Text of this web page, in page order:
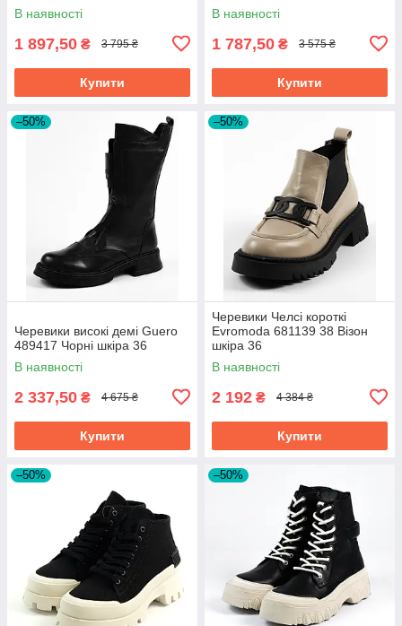
В наявності
1 897,50 ₴ 3 795 ₴
Купити
В наявності
1 787,50 ₴ 3 575 ₴
Купити
–50%
Черевики високі демі Guero
489417 Чорні шкіра 36
В наявності
2 337,50 ₴ 4 675 ₴
Купити
–50%
Черевики Челсі короткі
Evromoda 681139 38 Візон
шкіра 36
В наявності
2 192 ₴ 4 384 ₴
Купити
–50% –50%